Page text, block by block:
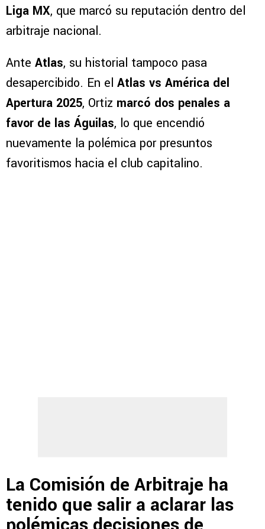
Liga MX, que marcó su reputación dentro del
arbitraje nacional.
Ante Atlas, su historial tampoco pasa
desapercibido. En el Atlas vs América del
Apertura 2025, Ortiz marcó dos penales a
favor de las Águilas, lo que encendió
nuevamente la polémica por presuntos
favoritismos hacia el club capitalino.
La Comisión de Arbitraje ha
tenido que salir a aclarar las